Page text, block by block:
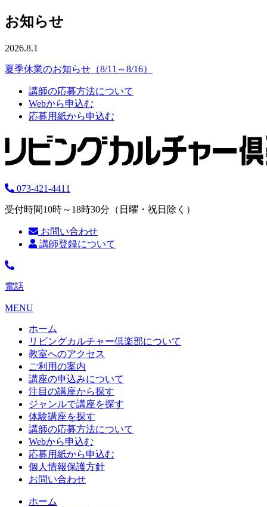
お知らせ
2026.8.1
夏季休業のお知らせ（8/11～8/16）
講師の応募方法について
Webから申込む
応募用紙から申込む
073-421-4411
受付時間10時～18時30分（日曜・祝日除く）
お問い合わせ
講師登録について
電話
MENU
ホーム
リビングカルチャー倶楽部について
教室へのアクセス
ご利用の案内
講座の申込みについて
注目の講座から探す
ジャンルで講座を探す
体験講座を探す
講師の応募方法について
Webから申込む
応募用紙から申込む
個人情報保護方針
お問い合わせ
ホーム